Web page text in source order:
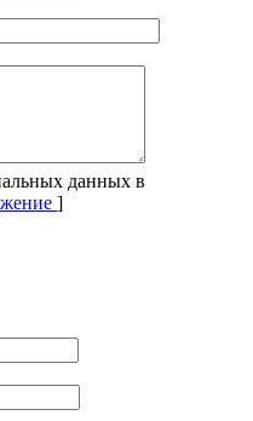
данных в
]